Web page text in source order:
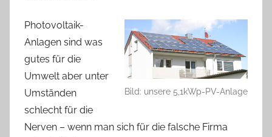
Bild: unsere 5,1kWp-PV-Anlage
Photovoltaik-
Anlagen sind was
gutes für die
Umwelt aber unter
Umständen
schlecht für die
Nerven – wenn man sich für die falsche Firma